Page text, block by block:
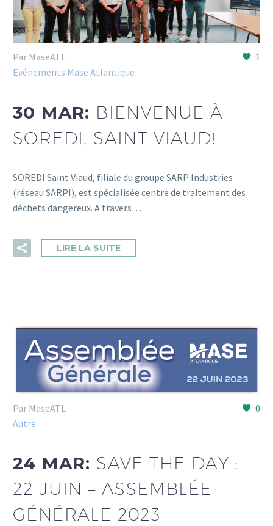
1
Par MaseATL
Evénements Mase Atlantique
30 MAR: BIENVENUE À
SOREDI, SAINT VIAUD!
SOREDI Saint Viaud, filiale du groupe SARP Industries
(réseau SARPI), est spécialisée centre de traitement des
déchets dangereux. A travers…
LIRE LA SUITE
0
Par MaseATL
Autre
24 MAR: SAVE THE DAY :
22 JUIN – ASSEMBLÉE
GÉNÉRALE 2023